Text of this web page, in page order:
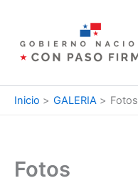
contenido
Inicio GALERIA Fotos
Fotos